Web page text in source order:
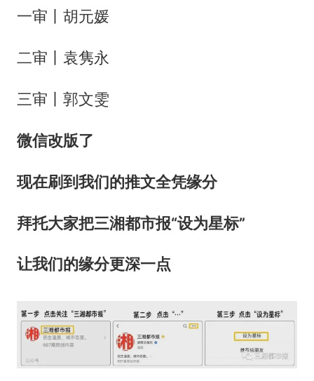
一审丨胡元媛
二审丨袁隽永
三审丨郭文雯
微信改版了
现在刷到我们的推文全凭缘分
拜托大家把三湘都市报“设为星标”
让我们的缘分更深一点